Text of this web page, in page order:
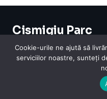
Cismigiu Parc
InternetLegislatie MedicalModa
Cookie-urile ne ajută să
serviciilor noastre, sunteți